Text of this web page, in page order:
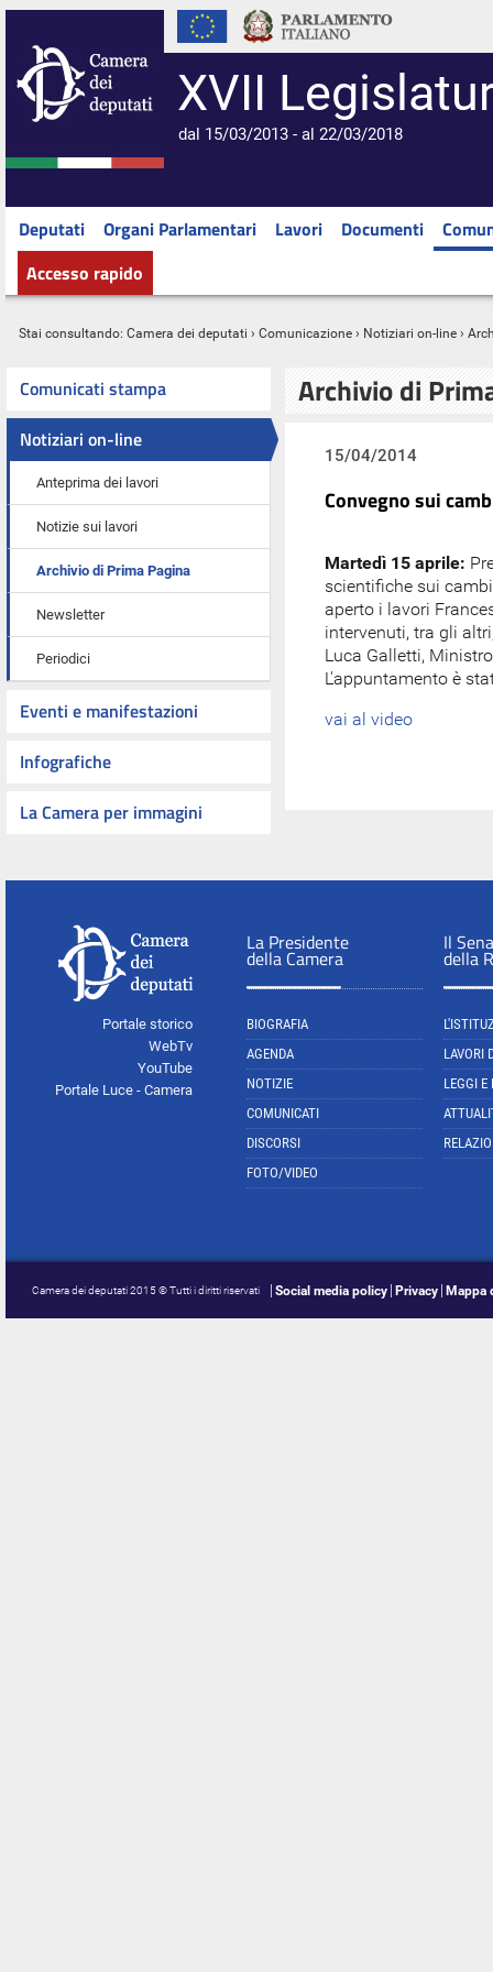
XVII
dal 15/03/2013 - al 22/03/2018
Deputati Organi Parlamentari Lavori Documenti
Accesso rapido
Stai consultando: Camera dei deputati › Comunicazione › Notiziari on-line ›
Comunicati stampa
Notiziari on-line
Anteprima dei lavori
Notizie sui lavori
Archivio di Prima Pagina
Newsletter
Periodici
Eventi e manifestazioni
Infografiche
La Camera per immagini
Archivio di
15/04/2014
Convegno sui
Martedì 15 aprile:
scientifiche sui
aperto i lavori
intervenuti, tra gli
Luca Galletti,
L'appuntamento è
vai al video
Portale storico
WebTv
YouTube
Portale Luce - Camera
La Presidente
della Camera
BIOGRAFIA
AGENDA
NOTIZIE
COMUNICATI
DISCORSI
FOTO/VIDEO
Il
della
LAVORI
LEGGI E
Camera dei deputati 2015 © Tutti i diritti riservati Social media policy Privacy Mappa